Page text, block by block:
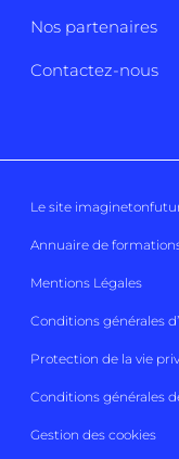
Nos partenaires
Contactez-nous
Le site
Annuaire de
Mentions Légales
Conditions générales
Protection de la vie
Conditions générales
Gestion des cookies